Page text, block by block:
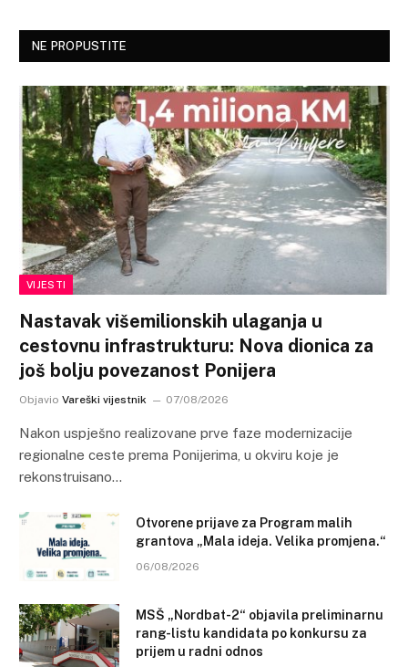
NE PROPUSTITE
VIJESTI
Nastavak višemilionskih ulaganja u
cestovnu infrastrukturu: Nova dionica za
još bolju povezanost Ponijera
Objavio Vareški vijestnik 07/08/2026
Nakon uspješno realizovane prve faze modernizacije
regionalne ceste prema Ponijerima, u okviru koje je
rekonstruisano…
Otvorene prijave za Program malih
grantova „Mala ideja. Velika promjena.“
06/08/2026
MSŠ „Nordbat-2“ objavila preliminarnu
rang-listu kandidata po konkursu za
prijem u radni odnos